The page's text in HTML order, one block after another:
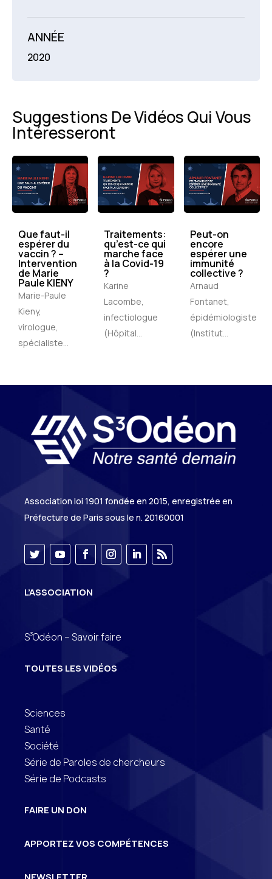
ANNÉE
2020
Suggestions De Vidéos Qui Vous
Intéresseront
Que faut-il
espérer du
vaccin ? –
Intervention
de Marie
Paule KIENY
Marie-Paule
Kieny,
virologue,
spécialiste...
Traitements:
qu’est-ce qui
marche face
à la Covid-19
?
Karine
Lacombe,
infectiologue
(Hôpital...
Peut-on
encore
espérer une
immunité
collective ?
Arnaud
Fontanet,
épidémiologiste
(Institut...
Association loi 1901 fondée en 2015, enregistrée en
Préfecture de Paris sous le n. 20160001
L’ASSOCIATION
S3Odéon – Savoir faire
TOUTES LES VIDÉOS
Sciences
Santé
Société
Série de Paroles de chercheurs
Série de Podcasts
FAIRE UN DON
APPORTEZ VOS COMPÉTENCES